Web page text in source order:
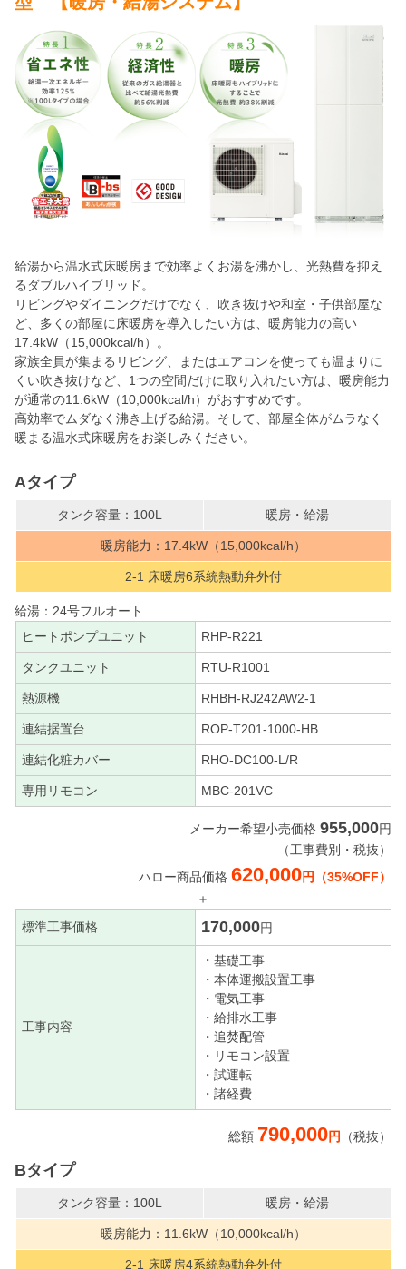
給湯から温水式床暖房まで効率よくお湯を沸かし、光熱費を抑え
るダブルハイブリッド。
リビングやダイニングだけでなく、吹き抜けや和室・子供部屋な
ど、多くの部屋に床暖房を導入したい方は、暖房能力の高い
17.4kW（15,000kcal/h）。
家族全員が集まるリビング、またはエアコンを使っても温まりに
くい吹き抜けなど、1つの空間だけに取り入れたい方は、暖房能力
が通常の11.6kW（10,000kcal/h）がおすすめです。
高効率でムダなく沸き上げる給湯。そして、部屋全体がムラなく
暖まる温水式床暖房をお楽しみください。
Aタイプ
タンク容量：100L 暖房・給湯
暖房能力：17.4kW（15,000kcal/h）
2-1 床暖房6系統熱動弁外付
給湯：24号フルオート
ヒートポンプユニット
RHP-R221
タンクユニット RTU-R1001
熱源機 RHBH-RJ242AW2-1
連結据置台 ROP-T201-1000-HB
連結化粧カバー RHO-DC100-L/R
専用リモコン MBC-201VC
メーカー希望小売価格 955,000円
（工事費別・税抜）
ハロー商品価格 620,000円（35%OFF）
＋
標準工事価格
170,000円
工事内容
・基礎工事
・本体運搬設置工事
・電気工事
・給排水工事
・追焚配管
・リモコン設置
・試運転
・諸経費
総額 790,000円 （税抜）
Bタイプ
タンク容量：100L 暖房・給湯
暖房能力：11.6kW（10,000kcal/h）
2-1 床暖房4系統熱動弁外付